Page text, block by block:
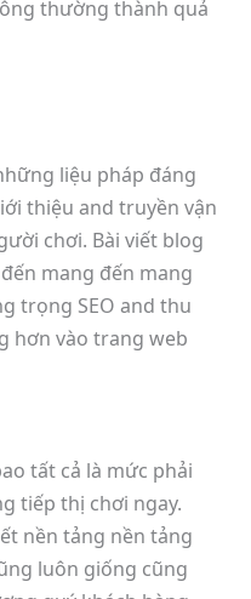
thường thành quả
liệu pháp đáng
thiệu and truyền vận
chơi. Bài viết blog
mang đến mang
trọng SEO and thu
hơn vào trang web
tất cả là mức phải
tiếp thị chơi ngay.
nền tảng nền tảng
luôn giống cũng